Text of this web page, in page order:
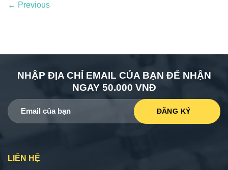
← Previous
NHẬP ĐỊA CHỈ EMAIL CỦA BẠN ĐỂ NHẬN
NGAY 50.000 VNĐ
LIÊN HỆ